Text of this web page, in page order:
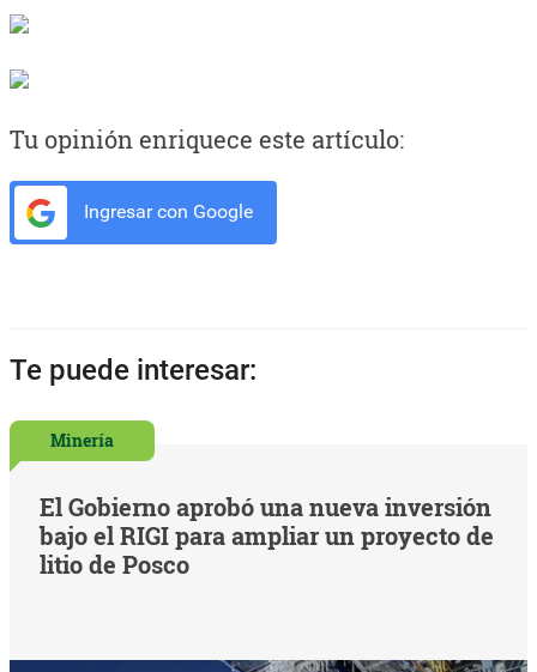
Tu opinión enriquece este artículo:
Ingresar con Google
Te puede interesar:
Minería
El Gobierno aprobó una nueva inversión
bajo el RIGI para ampliar un proyecto de
litio de Posco